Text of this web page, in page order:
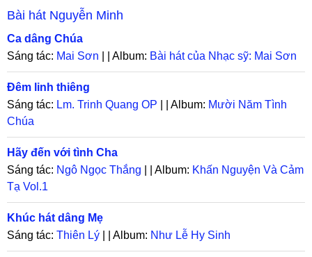
Bài hát Nguyễn Minh
Ca dâng Chúa
Sáng tác: Mai Sơn | | Album: Bài hát của Nhạc sỹ: Mai Sơn
Đêm linh thiêng
Sáng tác: Lm. Trinh Quang OP | | Album: Mười Năm Tình
Chúa
Hãy đến với tình Cha
Sáng tác: Ngô Ngọc Thắng | | Album: Khấn Nguyện Và Cảm
Tạ Vol.1
Khúc hát dâng Mẹ
Sáng tác: Thiên Lý | | Album: Như Lễ Hy Sinh